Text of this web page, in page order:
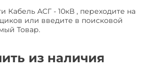
Кабель АСГ - 10кВ , переходите на
или введите в поисковой
Товар.
из наличия